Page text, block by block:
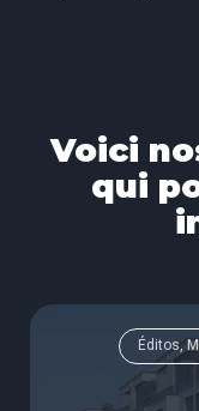
Voici
qui
Éditos,